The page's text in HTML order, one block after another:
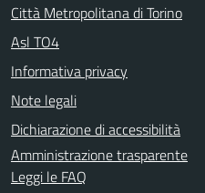
Città Metropolitana di Torino
Asl TO4
Informativa privacy
Note legali
Dichiarazione di accessibilità
Amministrazione trasparente
Leggi le FAQ